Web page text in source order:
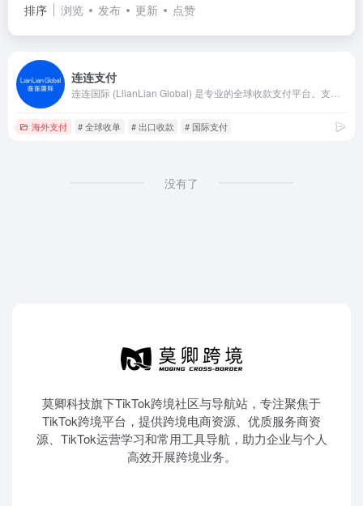
排序 浏览 发布 更新 点赞
连连支付
海外支付 # 全球收单 # 出口收款 # 国际支付
没有了
莫卿科技旗下TikTok跨境社区与导航站，专注聚焦于
TikTok跨境平台，提供跨境电商资源、优质服务商资
源、TikTok运营学习和常用工具导航，助力企业与个人
高效开展跨境业务。